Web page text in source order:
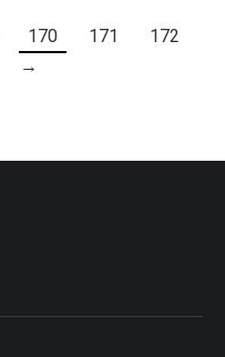
170 171
172
→